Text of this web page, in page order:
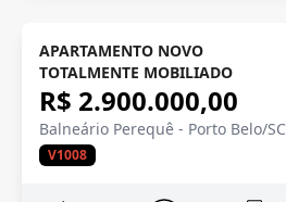
APARTAMENTO NOVO
TOTALMENTE MOBILIADO
R$ 2.900.000,00
Balneário Perequê - Porto Belo/SC
V1008